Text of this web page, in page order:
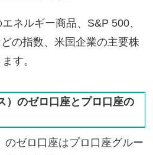
ネルギー商品、S&P 500、
の指数、米国企業の主要株
す。
）のゼロ口座とプロ口座の
のゼロ口座はプロ口座グルー